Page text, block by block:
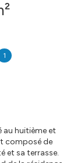
64 m²
1
au huitième et
composé de
et sa terrasse.